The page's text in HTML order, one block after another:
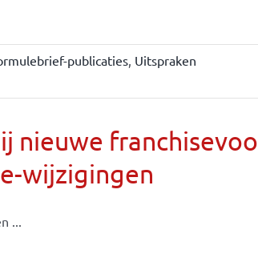
publicaties, Uitspraken
nieuwe
wijzigingen
...